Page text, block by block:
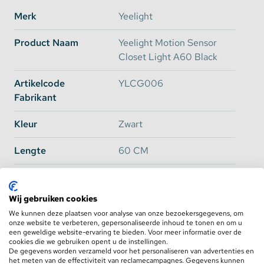
telefoon of andere USB adapter met een minimaal
vermogen van 5 Volt 1 Ampère.
Magnetische ophang bevestiging
De Closet Light is zeer makkelijk op te hangen
doordat deze magnetisch is. Hierdoor kun je de
lamp makkelijk demonteren om hem op te laden.
magneetjes met dubbelzijdige tape meegeleverd.
Deze lamp heeft een heel plat formaat van 0,9
centimeter waardoor hij overal te plaatsen is.
Automatische verlichting dankzij
slimme sensor
Merk Yeelight
Product Naam
Yeelight Motion Sensor
Closet Light A60 Black
Artikelcode
Fabrikant
YLCG006
Kleur Zwart
Lengte 60 CM
Detectie Hoek
Sensor
0~4m bij 30° / 0~2m bij
120°
Lichtkleur 2700K Warm Wit
Wij gebruiken cookies
We kunnen deze plaatsen voor analyse van onze bezoekersgegevens, om
onze website te verbeteren, gepersonaliseerde inhoud te tonen en om u
een geweldige website-ervaring te bieden. Voor meer informatie over de
cookies die we gebruiken opent u de instellingen.
De gegevens worden verzameld voor het personaliseren van advertenties en
het meten van de effectiviteit van reclamecampagnes. Gegevens kunnen